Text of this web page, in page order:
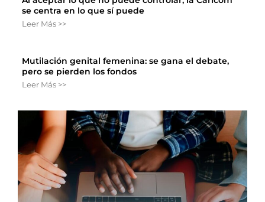
se centra en lo que sí puede
Leer Más >>
Mutilación genital femenina: se gana el debate,
pero se pierden los fondos
Leer Más >>